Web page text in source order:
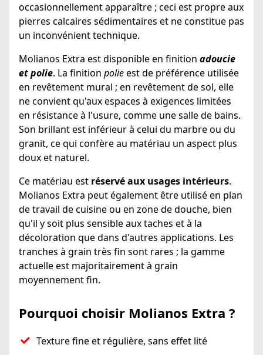
occasionnellement apparaître ; ceci est propre aux
pierres calcaires sédimentaires et ne constitue pas
un inconvénient technique.
Molianos Extra est disponible en finition adoucie
et polie. La finition polieest de préférence utilisée
en revêtement mural ; en revêtement de sol, elle
ne convient qu'aux espaces à exigences limitées
en résistance à l'usure, comme une salle de bains.
Son brillant est inférieur à celui du marbre ou du
granit, ce qui confère au matériau un aspect plus
doux et naturel.
Ce matériau est réservé aux usages intérieurs.
Molianos Extra peut également être utilisé en plan
de travail de cuisine ou en zone de douche, bien
qu'il y soit plus sensible aux taches et à la
décoloration que dans d'autres applications. Les
tranches à grain très fin sont rares ; la gamme
actuelle est majoritairement à grain
moyennement fin.
Pourquoi choisir Molianos Extra ?
Texture fine et régulière, sans effet lité